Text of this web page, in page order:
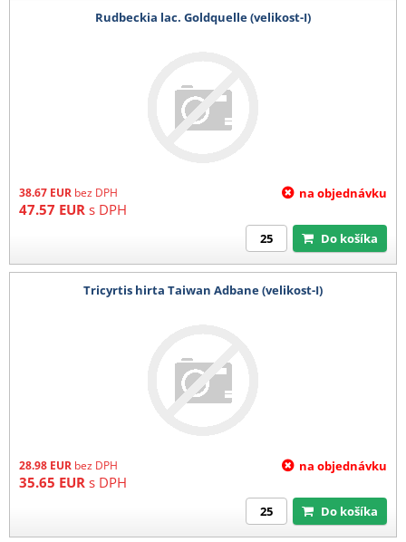
Rudbeckia lac. Goldquelle (velikost-I)
38.67 EUR bez DPH
47.57 EUR s DPH
na objednávku
Do košíka
Tricyrtis hirta Taiwan Adbane (velikost-I)
28.98 EUR bez DPH
35.65 EUR s DPH
na objednávku
Do košíka